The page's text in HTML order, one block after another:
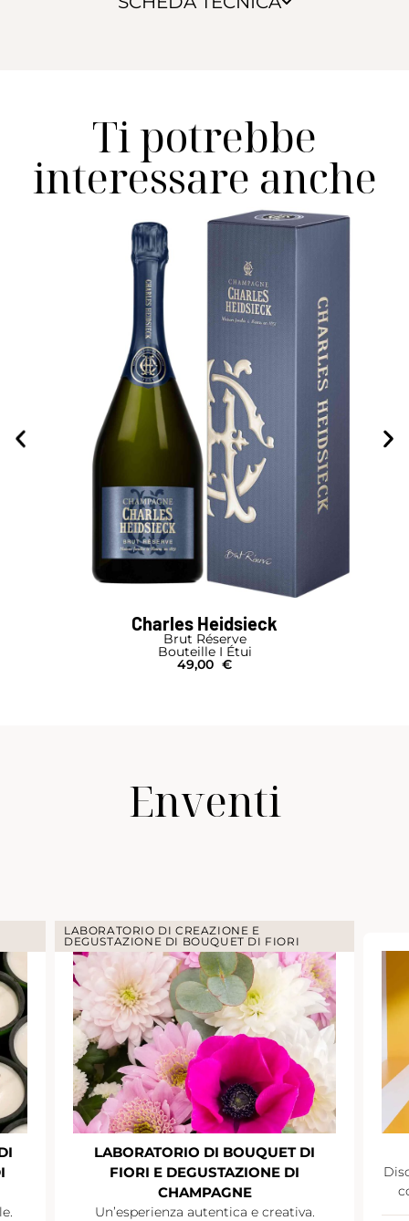
Ti potrebbe
interessare anche
Charles Heidsieck
Brut Réserve
Bouteille I Étui
49,00 €
Enventi
LABORATORIO DI CREAZIONE E
DEGUSTAZIONE DI BOUQUET DI FIORI
LABORATORIO DI BOUQUET DI
FIORI E DEGUSTAZIONE DI
CHAMPAGNE
Un’esperienza autentica e creativa.